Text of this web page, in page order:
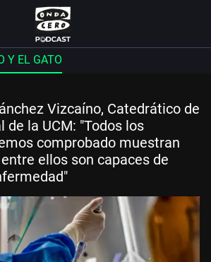
Y EL GATO
Vizcaíno, Catedrático de
de la UCM: "Todos los
comprobado muestran
ellos son capaces de